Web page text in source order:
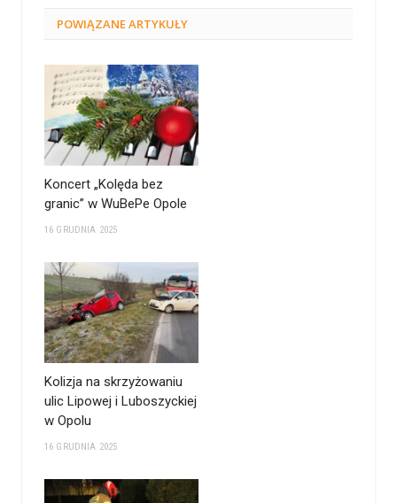
POWIĄZANEARTYKUŁY
Koncert „Kolęda bez
granic” w WuBePe Opole
16 GRUDNIA 2025
Kolizja na skrzyżowaniu
ulic Lipowej i Luboszyckiej
w Opolu
16 GRUDNIA 2025